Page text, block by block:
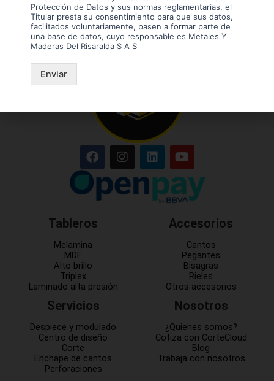
Tableros
Melamina
MDF
Alto brillo
Triplex
Laminado alta presión
Servicios
Despiece y modulado
Centro de diseño
Corte
Enchape de cantos
Perforaciones
Accesorios
Cantos
Pegantes
Bisagras
Rieles
Otros accesorios
Nosotros
¿Quienes somos?
Cotiza con CorteCloud
Blog
Trabaja con nosotros
Protección de Datos y sus normas reglamentarias, el
Titular presta su consentimiento para que sus datos,
facilitados voluntariamente, pasen a formar parte de
una base de datos, cuyo responsable es Metales Y
Maderas Del Risaralda S A S
Enviar